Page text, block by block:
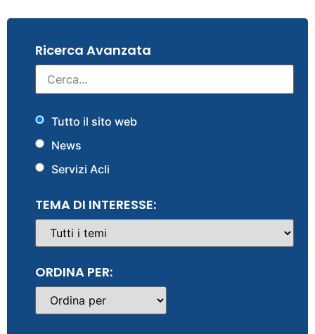
Ricerca Avanzata
Tutto il sito web
News
Servizi Acli
TEMA DI INTERESSE:
ORDINA PER: